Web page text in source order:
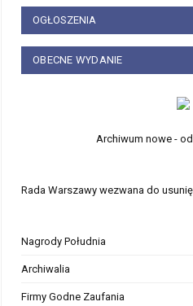
OGŁOSZENIA
OBECNE WYDANIE
Archiwum nowe -
Rada Warszawy wezwana do
Nagrody Południa
Archiwalia
Firmy Godne Zaufania